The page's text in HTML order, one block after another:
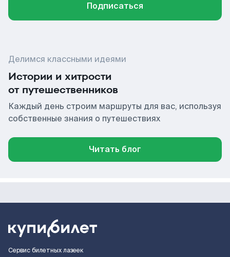
Подписаться
Делимся классными идеями
Истории и хитрости
от путешественников
Каждый день строим маршруты для вас, используя
собственные знания о путешествиях
Читать блог
Сервис билетных лазеек